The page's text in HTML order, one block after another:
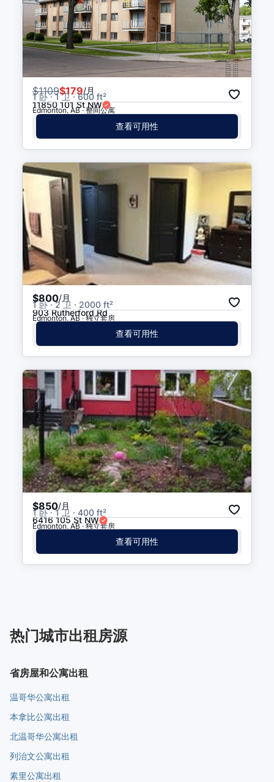
Churchill 步行 16 分钟 ( 1.0 公里
$1109$179/月
1 卧 · 1 卫 · 600 ft²
11850 101 St NW
Edmonton, AB · 整间公寓
查看可用性
$800/月
1 卧 · 2 卫 · 2000 ft²
903 Rutherford Rd
Edmonton, AB · 独立套房
查看可用性
$850/月
1 卧 · 1 卫 · 400 ft²
6416 105 St NW
Edmonton, AB · 独立套房
查看可用性
热门城市出租房源
省房屋和公寓出租
温哥华公寓出租
本拿比公寓出租
北温哥华公寓出租
列治文公寓出租
素里公寓出租